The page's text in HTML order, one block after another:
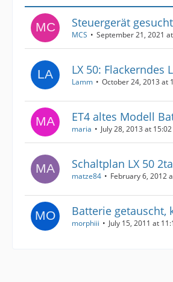
Steuergerät gesucht
MCS September 21, 2021
LX 50: Flackerndes
Lamm October 24, 2013 at
ET4 altes Modell
maria July 28, 2013 at 15:02
Schaltplan LX 50
matze84 February 6, 2012
Batterie getauscht,
morphiii July 15, 2011 at